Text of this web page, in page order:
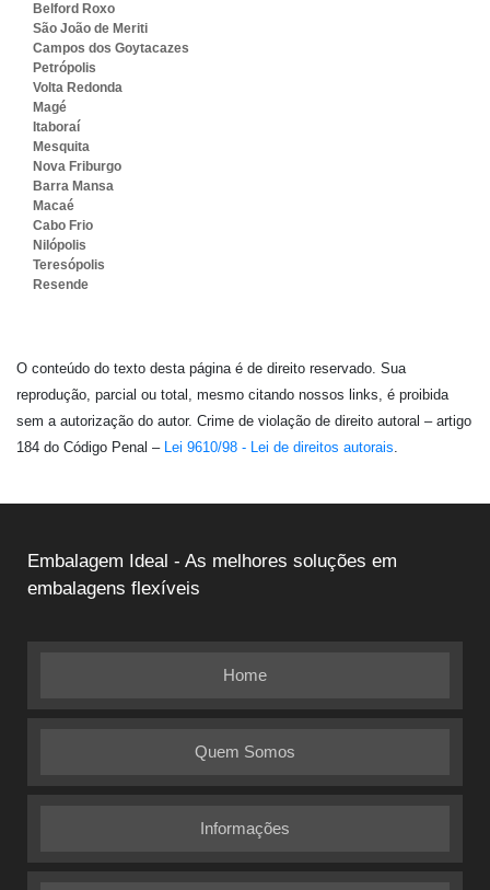
Belford Roxo
São João de Meriti
Campos dos Goytacazes
Petrópolis
Volta Redonda
Magé
Itaboraí
Mesquita
Nova Friburgo
Barra Mansa
Macaé
Cabo Frio
Nilópolis
Teresópolis
Resende
O conteúdo do texto desta página é de direito reservado. Sua
reprodução, parcial ou total, mesmo citando nossos links, é proibida
sem a autorização do autor. Crime de violação de direito autoral – artigo
184 do Código Penal – Lei 9610/98 - Lei de direitos autorais.
Embalagem Ideal - As melhores soluções em
embalagens flexíveis
Home
Quem Somos
Informações